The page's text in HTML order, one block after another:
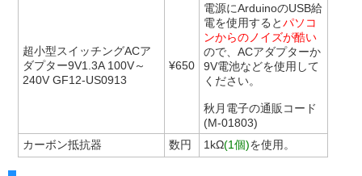
超小型スイッチングACア
ダプター9V1.3A 100V～
240V GF12-US0913
¥650
電源にArduinoのUSB給
電を使用するとパソコ
ンからのノイズが酷い
ので、ACアダプターか
9V電池などを使用して
ください。
秋月電子の通販コード
(M-01803)
カーボン抵抗器
数円 1kΩ(1個)を使用。